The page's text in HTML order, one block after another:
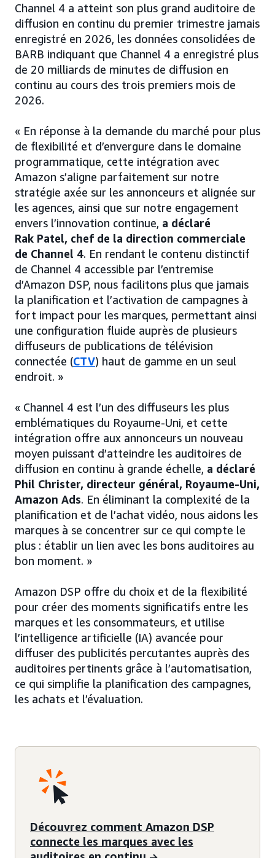
Channel 4 a atteint son plus grand auditoire de
diffusion en continu du premier trimestre jamais
enregistré en 2026, les données consolidées de
BARB indiquant que Channel 4 a enregistré plus
de 20 milliards de minutes de diffusion en
continu au cours des trois premiers mois de
2026.
« En réponse à la demande du marché pour plus
de flexibilité et d’envergure dans le domaine
programmatique, cette intégration avec
Amazon s’aligne parfaitement sur notre
stratégie axée sur les annonceurs et alignée sur
les agences, ainsi que sur notre engagement
envers l’innovation continue, a déclaré
Rak Patel, chef de la direction commerciale
de Channel 4. En rendant le contenu distinctif
de Channel 4 accessible par l’entremise
d’Amazon DSP, nous facilitons plus que jamais
la planification et l’activation de campagnes à
fort impact pour les marques, permettant ainsi
une configuration fluide auprès de plusieurs
diffuseurs de publications de télévision
connectée (CTV) haut de gamme en un seul
endroit. »
« Channel 4 est l’un des diffuseurs les plus
emblématiques du Royaume-Uni, et cette
intégration offre aux annonceurs un nouveau
moyen puissant d’atteindre les auditoires de
diffusion en continu à grande échelle, a déclaré
Phil Christer, directeur général, Royaume-Uni,
Amazon Ads. En éliminant la complexité de la
planification et de l’achat vidéo, nous aidons les
marques à se concentrer sur ce qui compte le
plus : établir un lien avec les bons auditoires au
bon moment. »
Amazon DSP offre du choix et de la flexibilité
pour créer des moments significatifs entre les
marques et les consommateurs, et utilise
l’intelligence artificielle (IA) avancée pour
diffuser des publicités percutantes auprès des
auditoires pertinents grâce à l’automatisation,
ce qui simplifie la planification des campagnes,
les achats et l’évaluation.
Découvrez comment Amazon DSP
connecte les marques avec les